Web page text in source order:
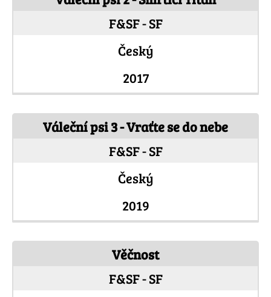
F&SF - SF
Český
2017
Váleční psi 3 - Vraťte se do nebe
F&SF - SF
Český
2019
Věčnost
F&SF - SF